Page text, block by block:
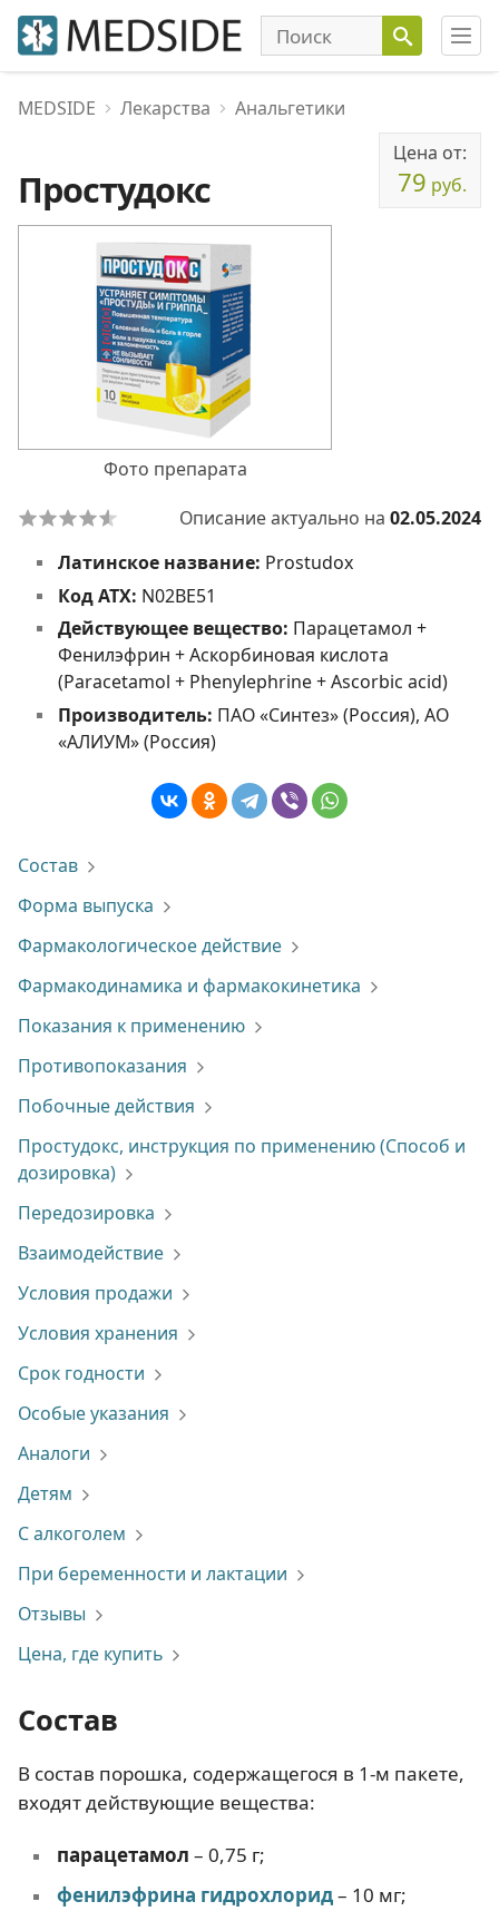
MEDSIDE Лекарства Анальгетики
Простудокс
Цена от:
79 руб.
Фото препарата
Описание актуально на 02.05.2024
Латинское название: Prostudox
Код АТХ: N02BE51
Действующее вещество: Парацетамол +
Фенилэфрин + Аскорбиновая кислота
(Paracetamol + Phenylephrine + Ascorbic acid)
Производитель: ПАО «Синтез» (Россия), АО
«АЛИУМ» (Россия)
Состав
Форма выпуска
Фармакологическое действие
Фармакодинамика и фармакокинетика
Показания к применению
Противопоказания
Побочные действия
Простудокс, инструкция по применению (Способ и
дозировка)
Передозировка
Взаимодействие
Условия продажи
Условия хранения
Срок годности
Особые указания
Аналоги
Детям
С алкоголем
При беременности и лактации
Отзывы
Цена, где купить
Состав
В состав порошка, содержащегося в 1-м пакете,
входят действующие вещества:
парацетамол – 0,75 г;
фенилэфрина гидрохлорид– 10 мг;